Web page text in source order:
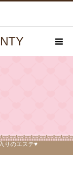
りのエステ♥